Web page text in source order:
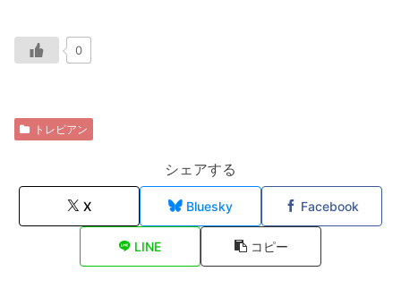
0
トレビアン
シェアする
X Bluesky Facebook
LINE コピー